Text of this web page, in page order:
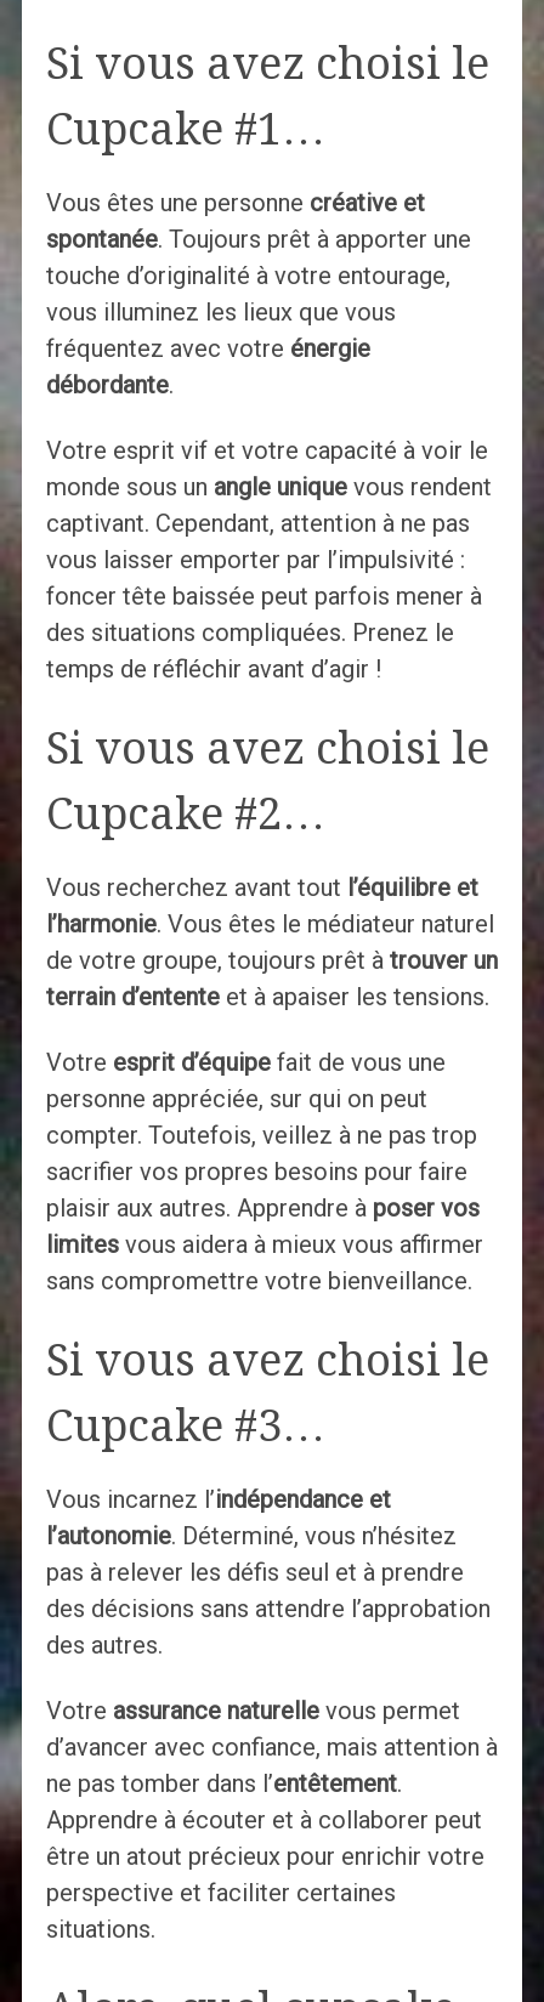
Si vous avez choisi le
Cupcake #1…
Vous êtes une personne créative et
spontanée. Toujours prêt à apporter une
touche d’originalité à votre entourage,
vous illuminez les lieux que vous
fréquentez avec votre énergie
débordante.
Votre esprit vif et votre capacité à voir le
monde sous un angle uniquevous rendent
captivant. Cependant, attention à ne pas
vous laisser emporter par l’impulsivité :
foncer tête baissée peut parfois mener à
des situations compliquées. Prenez le
temps de réfléchir avant d’agir !
Si vous avez choisi le
Cupcake #2…
Vous recherchez avant tout l’équilibre et
l’harmonie. Vous êtes le médiateur naturel
de votre groupe, toujours prêt à trouver un
terrain d’ententeet à apaiser les tensions.
Votre esprit d’équipefait de vous une
personne appréciée, sur qui on peut
compter. Toutefois, veillez à ne pas trop
sacrifier vos propres besoins pour faire
plaisir aux autres. Apprendre à poser vos
limitesvous aidera à mieux vous affirmer
sans compromettre votre bienveillance.
Si vous avez choisi le
Cupcake #3…
Vous incarnez l’indépendance et
l’autonomie. Déterminé, vous n’hésitez
pas à relever les défis seul et à prendre
des décisions sans attendre l’approbation
des autres.
Votre assurance naturellevous permet
d’avancer avec confiance, mais attention à
ne pas tomber dans l’entêtement.
Apprendre à écouter et à collaborer peut
être un atout précieux pour enrichir votre
perspective et faciliter certaines
situations.